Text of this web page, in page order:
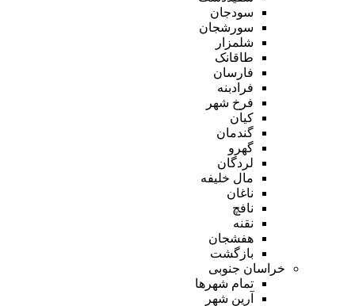
سودجان
سورشجان
شلمزار
طاقانک
فارسان
فرادبنه
فرخ شهر
کیان
گندمان
گهرو
لردگان
مال خلیفه
ناغان
نافچ
نقنه
هفشجان
بازگشت
خراسان جنوبی
تمام شهر‌ها
آرین شهر